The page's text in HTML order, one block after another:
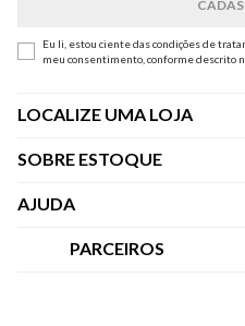
Eu li, estou ciente das condições de
meu consentimento, conforme descrito
LOCALIZE UMA LOJA
SOBRE ESTOQUE
Quem Somos
AJUDA
Central de Atendimento
PARCEIROS